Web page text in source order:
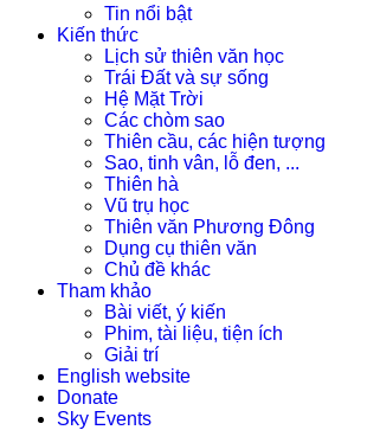
Tin nổi bật
Kiến thức
Lịch sử thiên văn học
Trái Đất và sự sống
Hệ Mặt Trời
Các chòm sao
Thiên cầu, các hiện tượng
Sao, tinh vân, lỗ đen, ...
Thiên hà
Vũ trụ học
Thiên văn Phương Đông
Dụng cụ thiên văn
Chủ đề khác
Tham khảo
Bài viết, ý kiến
Phim, tài liệu, tiện ích
Giải trí
English website
Donate
Sky Events